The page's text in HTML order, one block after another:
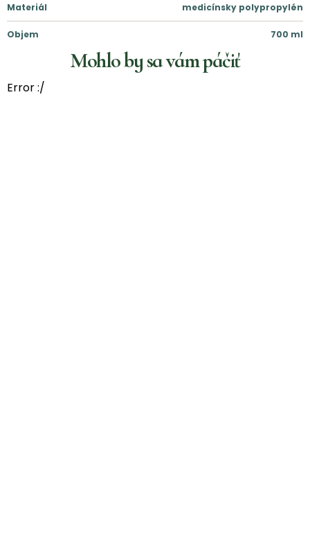
Materiál medicínsky polypropylén
Objem 700 ml
Mohlo by sa vám páčiť
Error :/